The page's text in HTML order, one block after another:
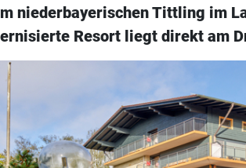
niederbayerischen Tittling im
Resort liegt direkt am